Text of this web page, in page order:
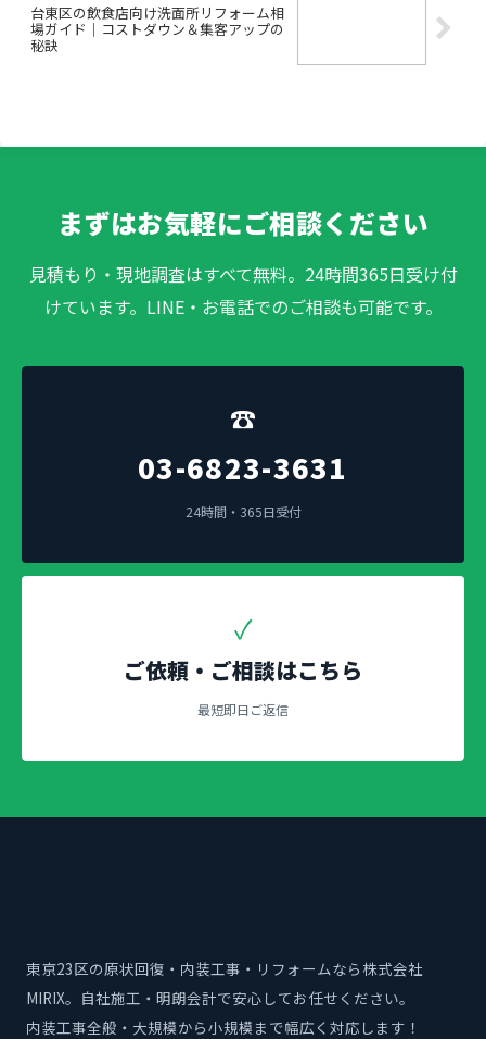
台東区の飲食店向け洗面所リフォーム相
場ガイド｜コストダウン＆集客アップの
秘訣
まずはお気軽にご相談ください
見積もり・現地調査はすべて無料。24時間365日受け付
けています。LINE・お電話でのご相談も可能です。
☎
03-6823-3631
24時間・365日受付
✓
ご依頼・ご相談はこちら
最短即日ご返信
東京23区の原状回復・内装工事・リフォームなら株式会社
MIRIX。自社施工・明朗会計で安心してお任せください。
内装工事全般・大規模から小規模まで幅広く対応します！